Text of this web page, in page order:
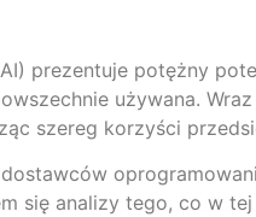
prezentuje potężny
używana.
szereg korzyści
się analizy tego, co w